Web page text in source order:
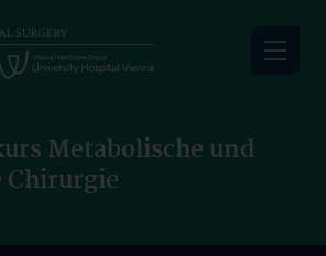
Metabolische und